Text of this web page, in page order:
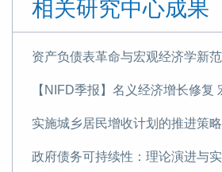
壮大耐心资本：理论逻辑、时代
【NIFD季报】2025年三季度数字
相关研究中心成果
资产负债表革命与宏观经济学新
实施城乡居民增收计划的推进策略
政府债务可持续性：理论演进与